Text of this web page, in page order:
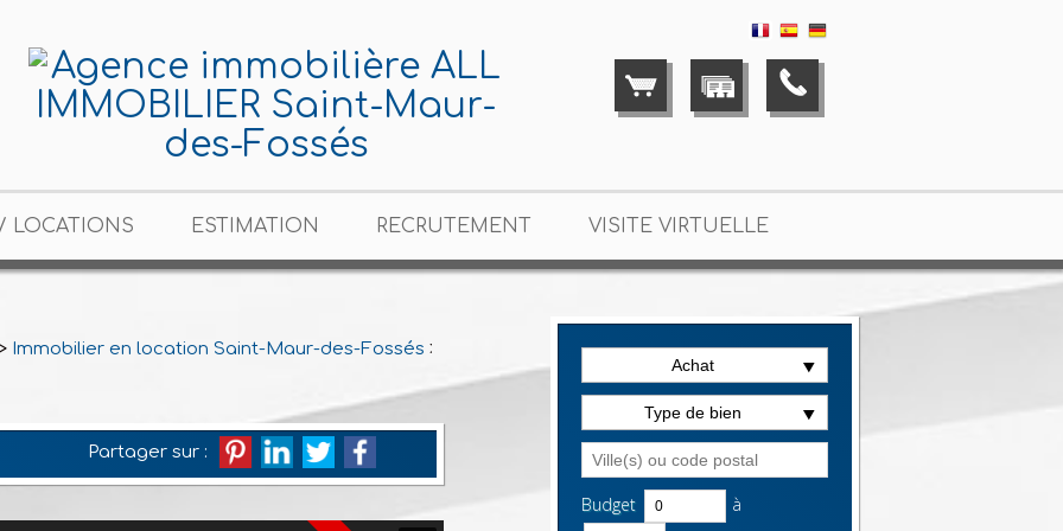
LOCATIONS ESTIMATION RECRUTEMENT VISITE VIRTUELLE
Achat
Type de bien
Budget à
Immobilier en location Saint-Maur-des-Fossés > Studio en location Saint-Maur-des-Fossés > Studio LA2521
Partager sur :